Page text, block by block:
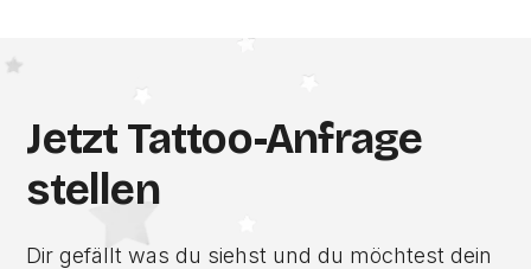
Jetzt Tattoo-Anfrage
stellen
Dir gefällt was du siehst und du möchtest dein